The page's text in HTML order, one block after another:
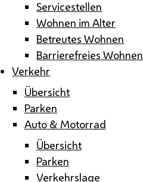
Servicestellen
Wohnen im Alter
Betreutes Wohnen
Barrierefreies Wohnen
Verkehr
Übersicht
Parken
Auto & Motorrad
Übersicht
Parken
Verkehrslage